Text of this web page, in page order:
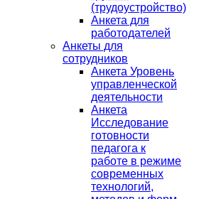
(трудоустройство)
Анкета для
работодателей
Анкеты для
сотрудников
Анкета Уровень
управленческой
деятельности
Анкета
Исследование
готовности
педагога к
работе в режиме
современных
технологий,